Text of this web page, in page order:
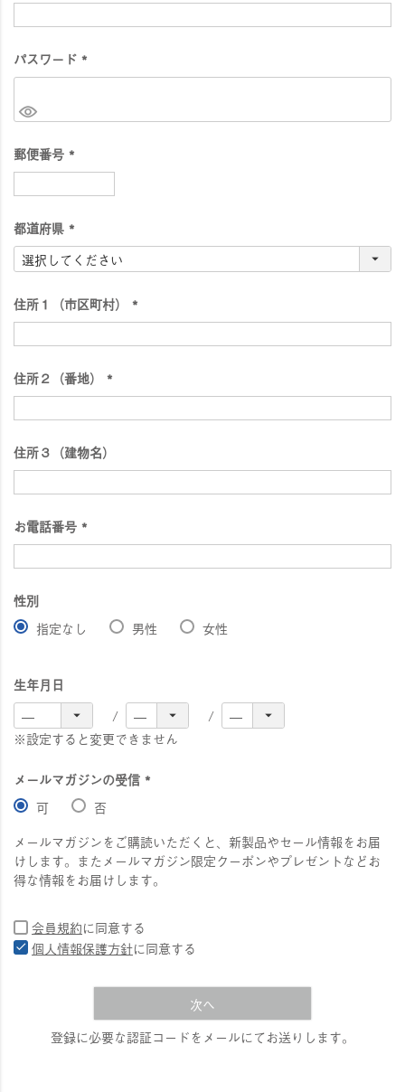
(
必
パスワード
(
須
郵便番号
(
必
)
都道府県
(
必
)
住所１（市区町村）
(
必
住所２（番地）
(
必
住所３（建物名）
お電話番号
(
必
性別
指定なし
男性 女性
生年月日
※設定すると変更できません
メールマガジンの受信
須
)
可
否
メールマガジンをご購読いただくと、新製品やセール情報をお届
けします。またメールマガジン限定クーポンやプレゼントなどお
得な情報をお届けします。
会員規約に同意する
個人情報保護方針に同意する
次へ
登録に必要な認証コードをメールにてお送りします。